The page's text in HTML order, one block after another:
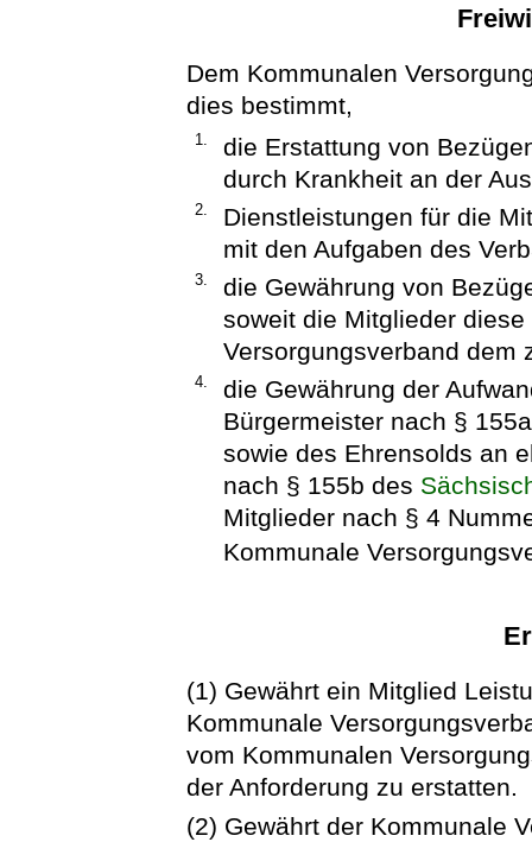
Dem Kommunalen
dies bestimmt,
1.
die Erstattung von
durch Krankheit an der
2.
Dienstleistungen für die
mit den Aufgaben des
3.
die Gewährung von
soweit die Mitglieder
Versorgungsverband dem
4.
die Gewährung der
Bürgermeister nach §
sowie des Ehrensolds an
nach § 155b des
Mitglieder nach § 4
Kommunale
(1) Gewährt ein Mitglied
Kommunale
vom Kommunalen
der Anforderung zu erstatten.
(2) Gewährt der Kommunale